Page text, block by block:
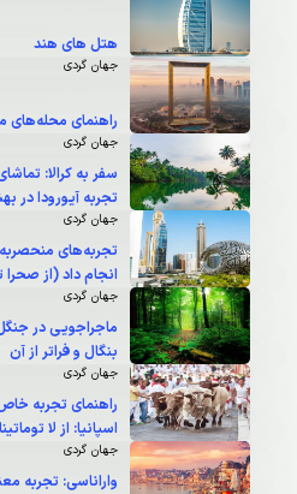
هتل های هند
جهان گردی
راهنمای محله‌های
جهان گردی
سفر به کرالا:
تجربه آیورودا در
جهان گردی
تجربه‌های
انجام داد (از
جهان گردی
ماجراجویی در
بنگال و فراتر از آن
جهان گردی
راهنمای تجربه
اسپانیا: از لا
جهان گردی
واراناسی: تجربه